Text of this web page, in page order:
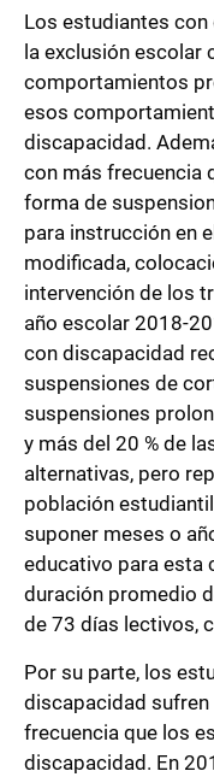
Los estudiantes
la exclusión escolar
comportamientos
esos
discapacidad.
con más frecuencia
forma de
para instrucción en
modificada,
intervención de los
año escolar 2018-
con discapacidad
suspensiones de
suspensiones
y más del 20 % de
alternativas, pero
población
suponer meses o
educativo para esta
duración promedio
de 73 días lectivos,
Por su parte, los
discapacidad
frecuencia que los
discapacidad. En